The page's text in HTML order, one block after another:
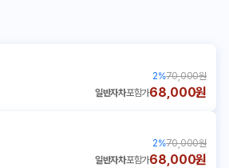
2%70,000원
일반자차포함가68,000원
2%70,000원
일반자차포함가68,000원